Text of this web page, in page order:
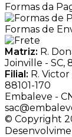
Formas da
Formas de
Matriz: R.
Joinville - SC,
Filial: R. Victor
88101-170
Embaleve -
© Copyright